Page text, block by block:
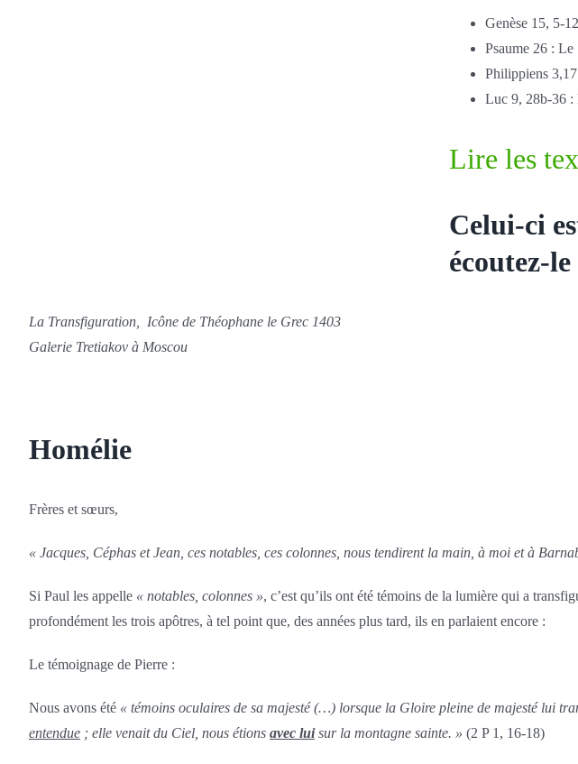
Genèse 15, 5-
Psaume 26 : Le
Philippiens
Luc 9, 28b-36 :
Lire les
Celui-ci
écoutez-le
La Transfiguration, Icône de Théophane le Grec 1403
Galerie Tretiakov à Moscou
Homélie
Frères et sœurs,
« Jacques, Céphas et Jean, ces notables, ces colonnes, nous tendirent la main, à moi et à
Si Paul les appelle « notables, colonnes », c’est qu’ils ont été témoins de la lumière qui a
profondément les trois apôtres, à tel point que, des années plus tard, ils en parlaient encore :
Le témoignage de Pierre :
Nous avons été « témoins oculaires de sa majesté (…) lorsque la Gloire pleine de majesté lui
entendue; elle venait du Ciel, nous étions avec luisur la montagne sainte. » (2 P 1, 16-18)